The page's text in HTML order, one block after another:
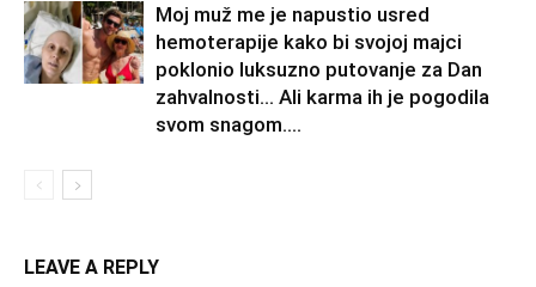
Moj muž me je napustio usred
hemoterapije kako bi svojoj majci
poklonio luksuzno putovanje za Dan
zahvalnosti… Ali karma ih je pogodila
svom snagom....
LEAVE A REPLY